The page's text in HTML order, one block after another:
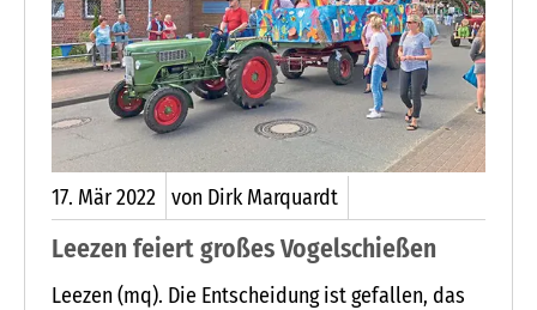
17. Mär2022 von Dirk Marquardt
Leezen feiert großes Vogelschießen
Leezen (mq). Die Entscheidung ist gefallen, das